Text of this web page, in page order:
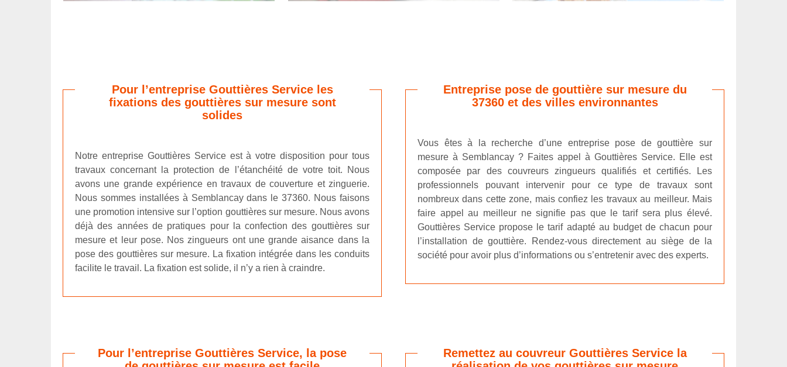
Pour l’entreprise Gouttières Service les
fixations des gouttières sur mesure sont
solides
Notre entreprise Gouttières Service est à votre disposition pour tous
travaux concernant la protection de l’étanchéité de votre toit. Nous
avons une grande expérience en travaux de couverture et zinguerie.
Nous sommes installées à Semblancay dans le 37360. Nous faisons
une promotion intensive sur l’option gouttières sur mesure. Nous avons
déjà des années de pratiques pour la confection des gouttières sur
mesure et leur pose. Nos zingueurs ont une grande aisance dans la
pose des gouttières sur mesure. La fixation intégrée dans les conduits
facilite le travail. La fixation est solide, il n’y a rien à craindre.
Entreprise pose de gouttière sur mesure du
37360 et des villes environnantes
Vous êtes à la recherche d’une entreprise pose de gouttière sur
mesure à Semblancay ? Faites appel à Gouttières Service. Elle est
composée par des couvreurs zingueurs qualifiés et certifiés. Les
professionnels pouvant intervenir pour ce type de travaux sont
nombreux dans cette zone, mais confiez les travaux au meilleur. Mais
faire appel au meilleur ne signifie pas que le tarif sera plus élevé.
Gouttières Service propose le tarif adapté au budget de chacun pour
l’installation de gouttière. Rendez-vous directement au siège de la
société pour avoir plus d’informations ou s’entretenir avec des experts.
Pour l’entreprise Gouttières Service, la pose
Remettez au couvreur Gouttières Service la